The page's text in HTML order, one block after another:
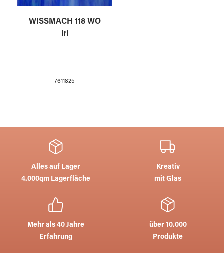
WISSMACH 118 WO
iri
7611825
Alles auf Lager
4.000qm Lagerfläche
Kreativ
mit Glas
Mehr als 40 Jahre
Erfahrung
über 10.000
Produkte